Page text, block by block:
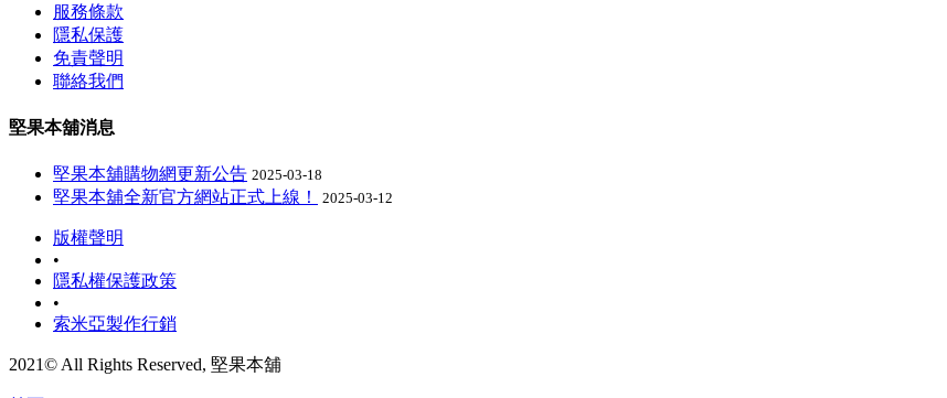
服務條款
隱私保護
免責聲明
聯絡我們
堅果本舖消息
堅果本舖購物網更新公告 2025-03-18
堅果本舖全新官方網站正式上線！ 2025-03-12
版權聲明
•
隱私權保護政策
•
索米亞製作行銷
2021© All Rights Reserved, 堅果本舖